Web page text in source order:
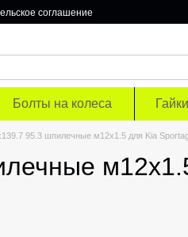
соглашение
Болты на колеса
95.3 шпилечные м12х1.5 для Kia